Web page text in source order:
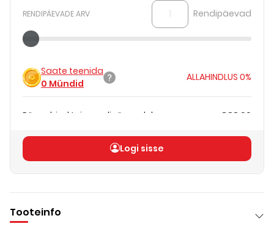
RENDIPÄEVADE ARV Rendipäevad
Saate teenida
0 Mündid
ALLAHINDLUS 0%
Päevahind teie rendipäevadele €88.00
ilma KM-ta)Logi sisse
Tooteinfo